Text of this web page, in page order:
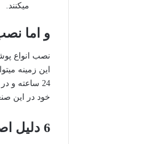
میکنند.
و اما
نصب انواع
این زمینه
24 ساعته
خود در این
6 دلیل اصلی برای خرید روکش صندلی ماشین عبارتند از: